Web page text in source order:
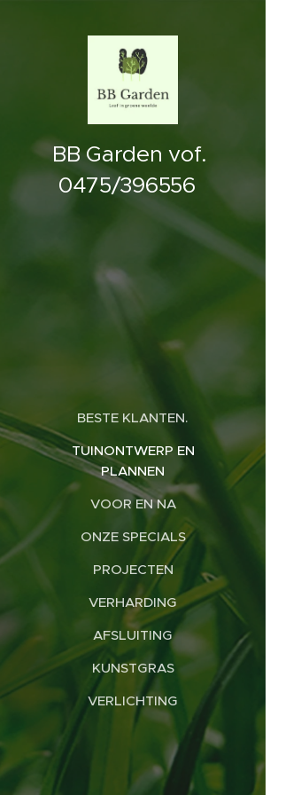
BB Garden vof.
0475/396556
BESTE KLANTEN.
TUINONTWERP EN
PLANNEN
VOOR EN NA
ONZE SPECIALS
PROJECTEN
VERHARDING
AFSLUITING
KUNSTGRAS
VERLICHTING